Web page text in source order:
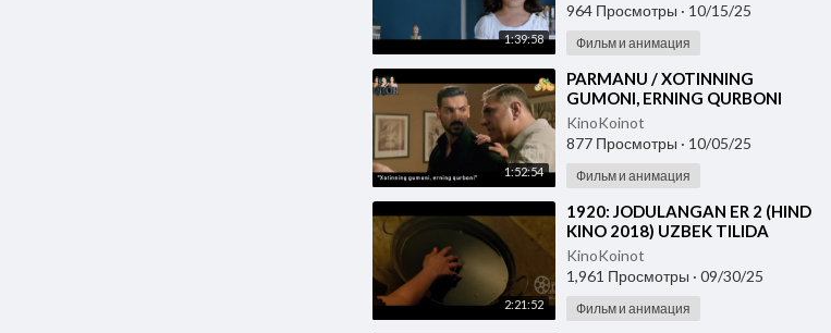
1:39:58
964 Просмотры · 10/15/25
Фильм и анимация
1:52:54
⁣PARMANU / XOTINNING
GUMONI, ERNING QURBONI
(2018) HIND KINO O'ZBEK
TILIDA
KinoKoinot
877 Просмотры · 10/05/25
Фильм и анимация
2:21:52
⁣1920: JODULANGAN ER 2 (HIND
KINO 2018) UZBEK TILIDA
KinoKoinot
1,961 Просмотры · 09/30/25
Фильм и анимация